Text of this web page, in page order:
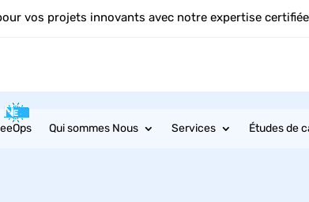
vos projets innovants avec notre expertise
Qui sommes Nous Services Études de